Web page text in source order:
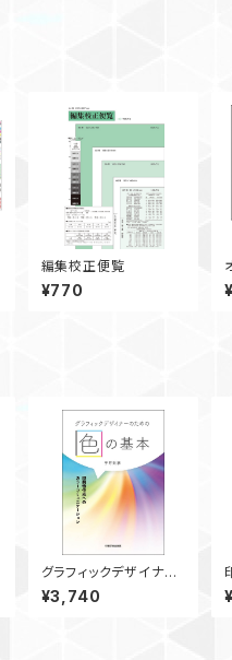
編集校正便覧
¥770
グラフィックデザイナー
のための色の基本 ―
印刷物作成へのカラー
¥3,740